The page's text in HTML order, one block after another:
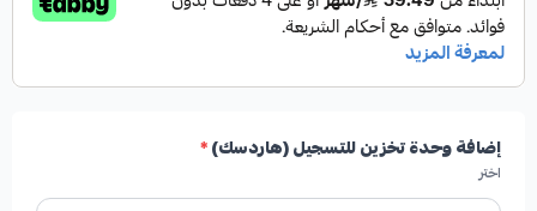
إضافة وحدة تخزين للتسجيل (هاردسك)*
اختر